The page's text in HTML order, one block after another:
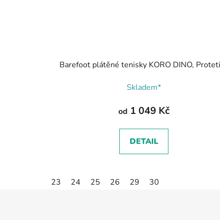
Barefoot plátěné tenisky KORO DINO,
Skladem*
od 1 049 Kč
DETAIL
23 24 25 26 29 30